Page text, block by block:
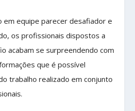
em equipe parecer desafiador e
os profissionais dispostos a
acabam se surpreendendo com
que é possível
trabalho realizado em conjunto